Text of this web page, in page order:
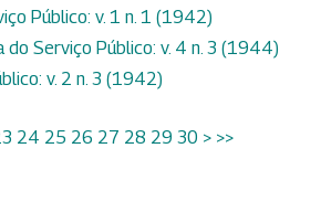
Público: v. 1 n. 1 (1942)
do Serviço Público: v. 4 n. 3 (1944)
v. 2 n. 3 (1942)
24 25 26 27 28 29 30 > >>